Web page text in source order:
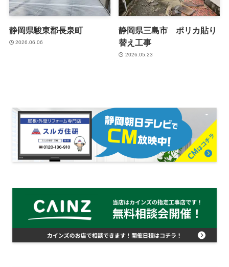
静岡県駿東郡長泉町
2026.06.06
静岡県三島市 ポリカ貼り
替え工事
2026.05.23